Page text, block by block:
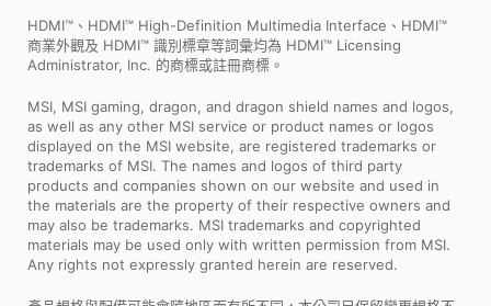
HDMI™、HDMI™ High-Definition Multimedia Interface、HDMI™
商業外觀及 HDMI™ 識別標章等詞彙均為 HDMI™ Licensing
Administrator, Inc. 的商標或註冊商標。
MSI, MSI gaming, dragon, and dragon shield names and logos,
as well as any other MSI service or product names or logos
displayed on the MSI website, are registered trademarks or
trademarks of MSI. The names and logos of third party
products and companies shown on our website and used in
the materials are the property of their respective owners and
may also be trademarks. MSI trademarks and copyrighted
materials may be used only with written permission from MSI.
Any rights not expressly granted herein are reserved.